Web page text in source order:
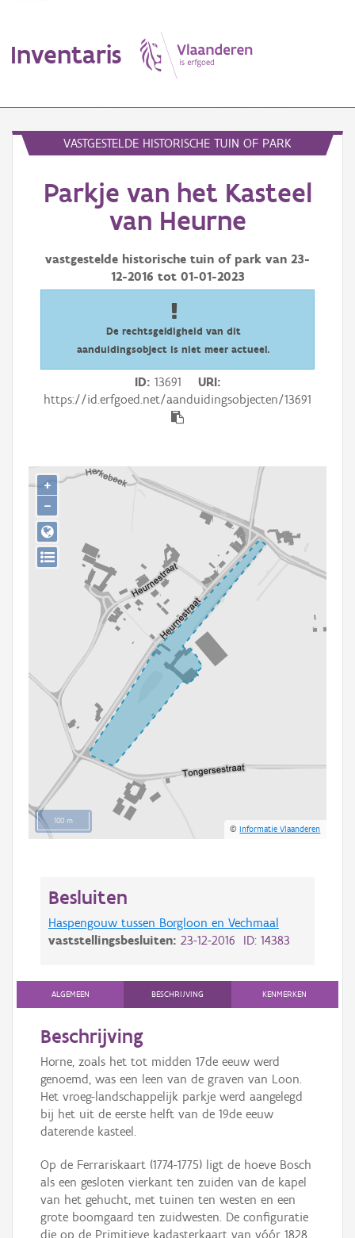
Inventaris
Erfgoedobject
Waarneming
Downloads
Aanmelden
VASTGESTELDE HISTORISCHE TUIN OF PARK
Parkje van het Kasteel
van Heurne
vastgestelde historische tuin of park van 23-
12-2016 tot 01-01-2023
De rechtsgeldigheid van dit
aanduidingsobject is niet meer actueel.
ID 13691
URI
https://id.erfgoed.net/aanduidingsobjecten/13691
100 m
©Informatie Vlaanderen
+
−
Besluiten
Haspengouw tussen Borgloon en Vechmaal
vaststellingsbesluiten: 23-12-2016 ID: 14383
ALGEMEEN BESCHRIJVING KENMERKEN
Beschrijving
Horne, zoals het tot midden 17de eeuw werd
genoemd, was een leen van de graven van Loon.
Het vroeg-landschappelijk parkje werd aangelegd
bij het uit de eerste helft van de 19de eeuw
daterende kasteel.
Op de Ferrariskaart (1774-1775) ligt de hoeve Bosch
als een gesloten vierkant ten zuiden van de kapel
van het gehucht, met tuinen ten westen en een
grote boomgaard ten zuidwesten. De configuratie
die op de Primitieve kadasterkaart van vóór 1828